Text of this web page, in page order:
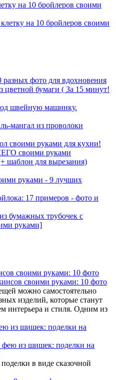
на 10 бройлеров своими
фото для вдохновения
цветной бумаги ( За 15 минут!
швейную машинку.
мангал из проволоки
своими руками для кухни!
своими руками
шаблон для вырезания)
руками - 9 лучших
17 примеров - фото и
бумажных трубочек с
руками]
своими руками: 10 фото
можно самостоятельно
изделий, которые станут
интерьера и стиля. Одним из
из шишек: поделки на
в виде сказочной